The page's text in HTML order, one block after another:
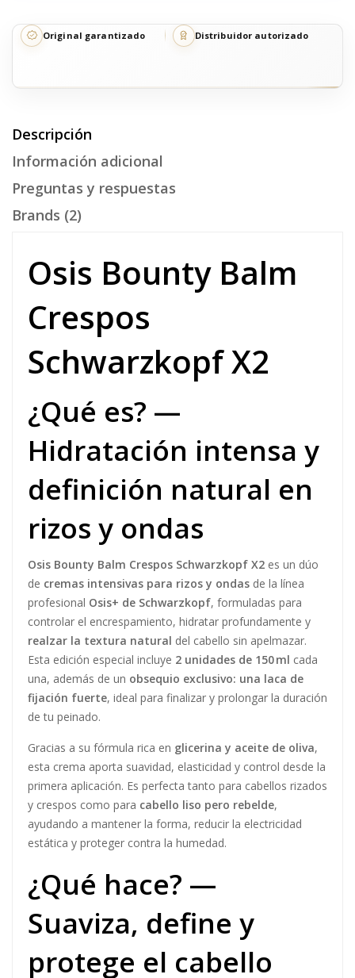
SCHWARZKOPF
Osis Bounty Balm Crespos
$ 159.200 $ 148.056 Ahorro $ 11.144
ENVÍO GRATIS
Envío rápido a todo Colombia
⚡FLASH⚡ hoy mismo
COMPRA YA
Original garantizado Distribuidor autorizado
Descripción
Información adicional
Preguntas y respuestas
Brands (2)
Osis Bounty Balm
Crespos
Schwarzkopf X2
¿Qué es? —